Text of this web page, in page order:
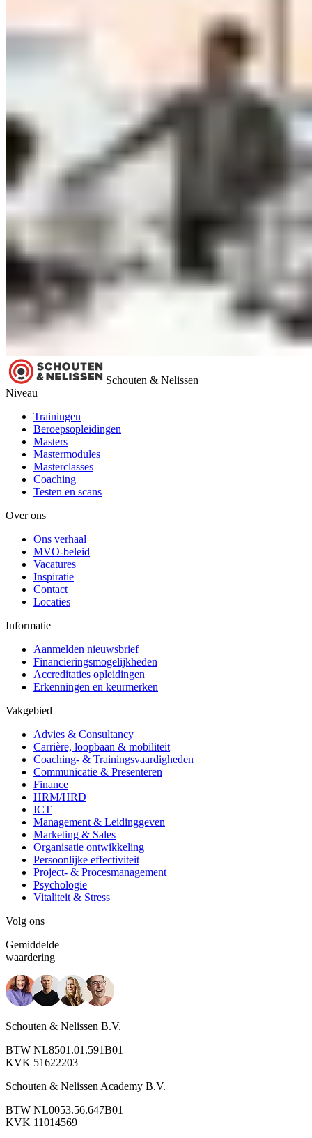
Schouten & Nelissen
Niveau
Trainingen
Beroepsopleidingen
Masters
Mastermodules
Masterclasses
Coaching
Testen en scans
Over ons
Ons verhaal
MVO-beleid
Vacatures
Inspiratie
Contact
Locaties
Informatie
Aanmelden nieuwsbrief
Financieringsmogelijkheden
Accreditaties opleidingen
Erkenningen en keurmerken
Vakgebied
Advies & Consultancy
Carrière, loopbaan & mobiliteit
Coaching- & Trainingsvaardigheden
Communicatie & Presenteren
Finance
HRM/HRD
ICT
Management & Leidinggeven
Marketing & Sales
Organisatie ontwikkeling
Persoonlijke effectiviteit
Project- & Procesmanagement
Psychologie
Vitaliteit & Stress
Volg ons
Gemiddelde
waardering
Schouten & Nelissen B.V.
BTW NL8501.01.591B01
KVK 51622203
Schouten & Nelissen Academy B.V.
BTW NL0053.56.647B01
KVK 11014569